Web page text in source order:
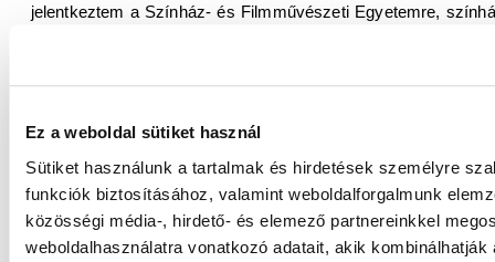
Ez a weboldal sütiket használ
Sütiket használunk a tartalmak és hirdetések személyre
funkciók biztosításához, valamint weboldalforgalmunk
közösségi média-, hirdető- és elemező partnereinkkel
weboldalhasználatra vonatkozó adatait, akik
jelentkeztem a Színház- és Filmművészeti Egyetemre,
Igen, aVaskakas Bábszínházban
készült kortárs opera volt, illetve korábban a Lúdas Matyit.
színésze szerepelt ezekben az előadásokban,
élveztem ezzel a remek társulattal a munkát. Izgalmas
gyerekdarabot rendezni, szerettem figyelni az ifjú nézők